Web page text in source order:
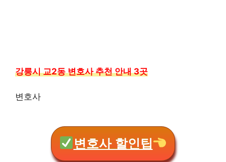
강릉시 교2동 변호사 추천 안내 3곳
변호사
변호사 할인팁